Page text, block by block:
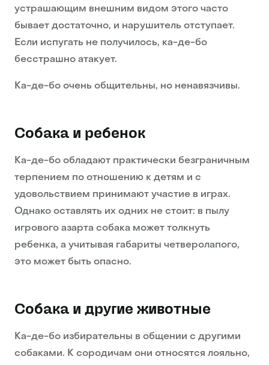
устрашающим внешним видом этого часто
бывает достаточно, и нарушитель отступает.
Если испугать не получилось, ка-де-бо
бесстрашно атакует.
Ка-де-бо очень общительны, но ненавязчивы.
Собака и ребенок
Ка-де-бо обладают практически безграничным
терпением по отношению к детям и с
удовольствием принимают участие в играх.
Однако оставлять их одних не стоит: в пылу
игрового азарта собака может толкнуть
ребенка, а учитывая габариты четверолапого,
это может быть опасно.
Собака и другие животные
Ка-де-бо избирательны в общении с другими
собаками. К сородичам они относятся лояльно,